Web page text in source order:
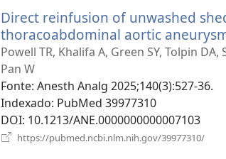
Direct reinfusion of unwashed
thoracoabdominal aortic
Powell TR, Khalifa A, Green SY, Tolpin DA,
Pan W
Fonte‎: Anesth Analg 2025;140(3):527-36.
Indexado‎: PubMed 39977310
DOI‎: 10.1213/ANE.0000000000007103
https://pubmed.ncbi.nlm.nih.gov/39977310/